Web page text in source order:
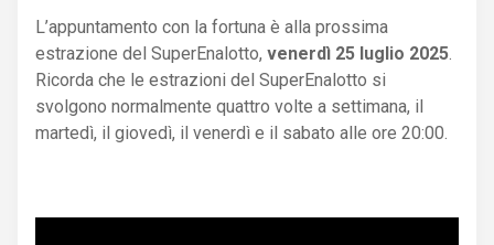
L’appuntamento con la fortuna è alla prossima
estrazione del SuperEnalotto, venerdì 25 luglio 2025
Ricorda che le estrazioni del SuperEnalotto si
svolgono normalmente quattro volte a settimana, il
martedì, il giovedì, il venerdì e il sabato alle ore 20:00.